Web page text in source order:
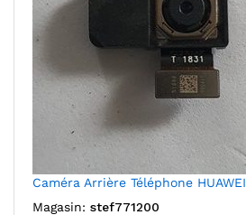
Caméra Arrière Téléphone
Magasin: stef771200